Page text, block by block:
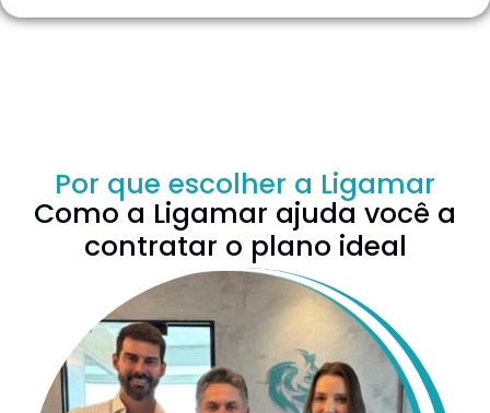
Por que escolher a Ligamar
Como a Ligamar ajuda você a
contratar o plano ideal